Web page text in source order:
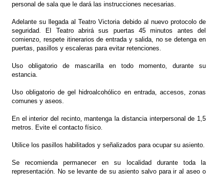
personal de sala que le dará las instrucciones necesarias.
Adelante su llegada al Teatro Victoria debido al nuevo protocolo de
seguridad. El Teatro abrirá sus puertas 45 minutos antes del
comienzo, respete itinerarios de entrada y salida, no se detenga en
puertas, pasillos y escaleras para evitar retenciones.
Uso obligatorio de mascarilla en todo momento, durante su
estancia.
Uso obligatorio de gel hidroalcohólico en entrada, accesos, zonas
comunes y aseos.
En el interior del recinto, mantenga la distancia interpersonal de 1,5
metros. Evite el contacto físico.
Utilice los pasillos habilitados y señalizados para ocupar su asiento.
Se recomienda permanecer en su localidad durante toda la
representación. No se levante de su asiento salvo para ir al aseo o